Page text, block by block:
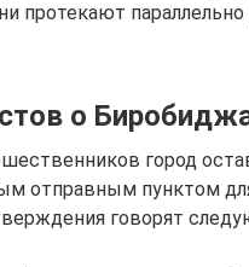
протекают
о
город
отправным пунктом
говорят